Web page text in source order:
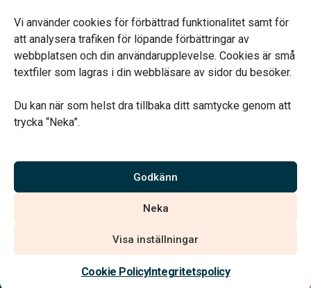
Vi använder cookies för förbättrad funktionalitet samt för
att analysera trafiken för löpande förbättringar av
webbplatsen och din användarupplevelse. Cookies är små
textfiler som lagras i din webbläsare av sidor du besöker.
Du kan när som helst dra tillbaka ditt samtycke genom att
trycka “Neka”.
Godkänn
Neka
Visa inställningar
Cookie PolicyIntegritetspolicy
Kontakta oss
Annan tid efter överenskommelse.
Telefonjour dygnet runt.
Vi är auktoriserade av Sveriges Begravningsbyråers Förbund och
har högt ställda krav på utbildning, kvalitet, miljö och arbetsmiljö.